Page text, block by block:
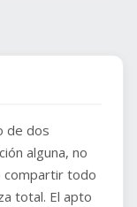
de dos
alguna, no
compartir todo
total. El apto